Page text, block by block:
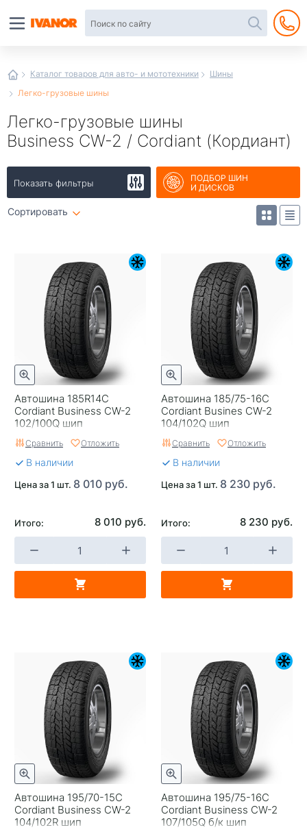
Каталог товаров для авто- и мототехники
Шины
Легко-грузовые шины
Легко-грузовые шины
Business CW-2 / Cordiant (Кордиант)
Показать фильтры
ПОДБОР ШИН
И ДИСКОВ
Сортировать
Автошина 185R14C
Cordiant Business CW-2
102/100Q шип
Сравнить Отложить
В наличии
Цена за 1 шт. 8 010 руб.
Итого: 8 010 руб.
Автошина 185/75-16C
Cordiant Busines CW-2
104/102Q шип
Сравнить Отложить
В наличии
Цена за 1 шт. 8 230 руб.
Итого: 8 230 руб.
Автошина 195/70-15C
Cordiant Business CW-2
104/102R шип
Автошина 195/75-16C
Cordiant Business CW-2
107/105Q б/к шип
интернет-